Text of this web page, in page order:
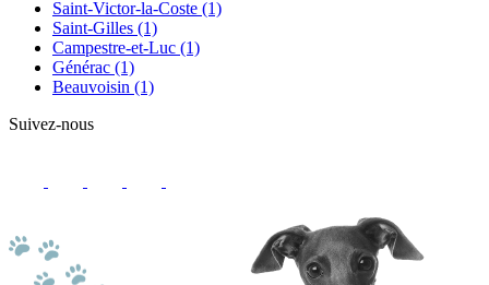
Saint-Victor-la-Coste (1)
Saint-Gilles (1)
Campestre-et-Luc (1)
Générac (1)
Beauvoisin (1)
Suivez-nous